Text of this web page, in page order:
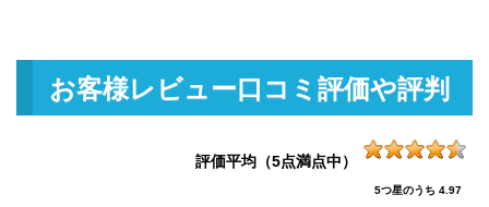
釣具買取クーポンg-
turi20260601（2026/06/30迄）
ダイワ 銀影競技 スペシャル Ｔ90
g-
90,000円
2026/06/06
お客様レビュー口コミ評価や評判
評価平均（5点満点中）
5つ星のうち 4.97